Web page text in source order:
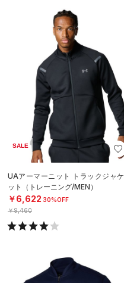
SALE
UAアーマーニット トラックジャケ
ット（トレーニング/MEN）
￥6,622 30%OFF
￥9,460